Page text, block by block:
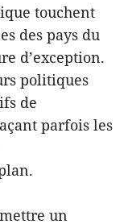
touchent
des pays du
d’exception.
politiques
de
parfois les
un